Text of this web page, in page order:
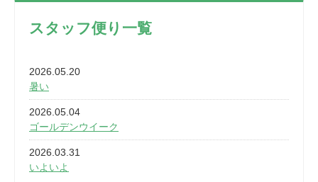
スタッフ便り一覧
2026.05.20
暑い
2026.05.04
ゴールデンウイーク
2026.03.31
いよいよ